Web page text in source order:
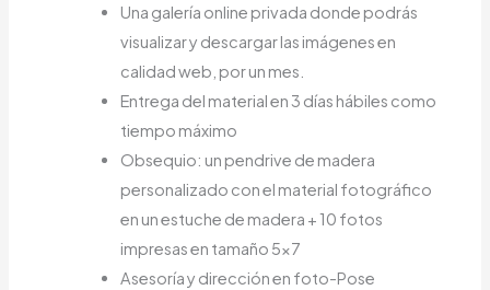
Una galería online privada donde podrás
visualizar y descargar las imágenes en
calidad web, por un mes.
Entrega del material en 3 días hábiles como
tiempo máximo
Obsequio: un pendrive de madera
personalizado con el material fotográfico
en un estuche de madera + 10 fotos
impresas en tamaño 5×7
Asesoría y dirección en foto-Pose